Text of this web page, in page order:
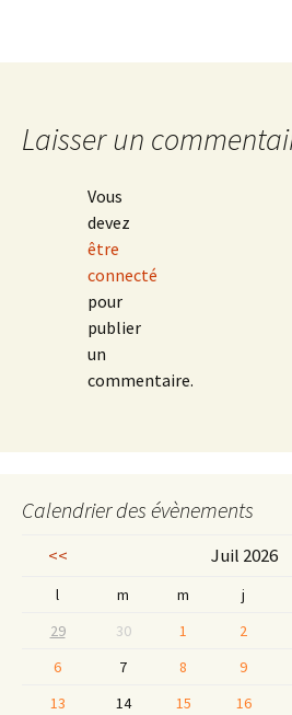
Laisser un
Vous
devez
être
connecté
pour
publier
un
commentaire.
Calendrier des évènements
<< Juil 2026
l m m j
29
30 1 2
6
7 8 9
13
14 15 16